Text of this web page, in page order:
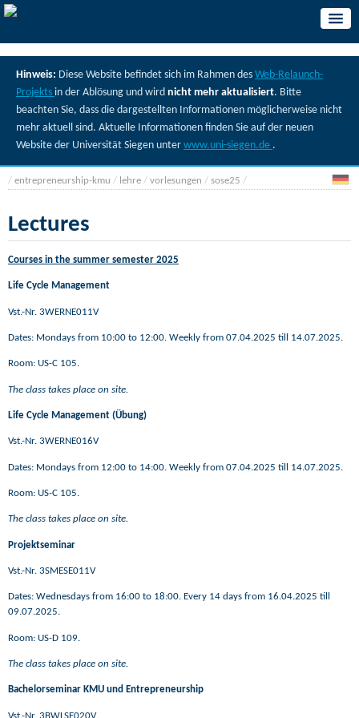
Hinweis: Diese Website befindet sich im Rahmen des Web-Relaunch-
Projekts in der Ablösung und wird nicht mehr aktualisiert. Bitte
beachten Sie, dass die dargestellten Informationen möglicherweise nicht
mehr aktuell sind. Aktuelle Informationen finden Sie auf der neuen
Website der Universität Siegen unter www.uni-siegen.de .
/ entrepreneurship-kmu / lehre / vorlesungen / sose25 /
Lectures
Courses in the summer semester 2025
Life Cycle Management
Vst.-Nr. 3WERNE011V
Dates: Mondays from 10:00 to 12:00. Weekly from 07.04.2025 till 14.07.2025.
Room: US-C 105.
The class takes place on site.
Life Cycle Management (Übung)
Vst.-Nr. 3WERNE016V
Dates: Mondays from 12:00 to 14:00. Weekly from 07.04.2025 till 14.07.2025.
Room: US-C 105.
The class takes place on site.
Projektseminar
Vst.-Nr. 3SMESE011V
Dates: Wednesdays from 16:00 to 18:00. Every 14 days from 16.04.2025 till
09.07.2025.
Room: US-D 109.
The class takes place on site.
Bachelorseminar KMU und Entrepreneurship
Vst.-Nr. 3BWLSE020V